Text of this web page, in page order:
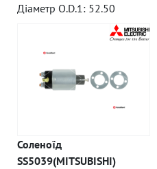
Діаметр O.D.1: 52.50
Соленоїд
SS5039(MITSUBISHI)